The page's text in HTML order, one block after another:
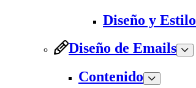
Diseño y Estilo
Diseño de Emails
Contenido